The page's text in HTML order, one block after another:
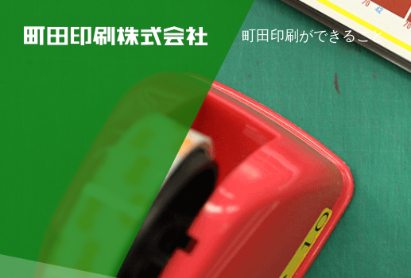
町田印刷ができること